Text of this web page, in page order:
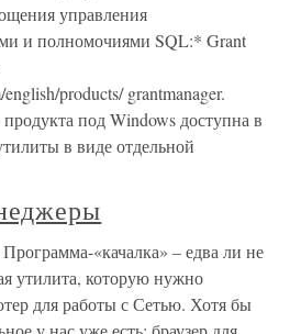
управления
и полномочиями SQL:* Grant
products/ grantmanager.
под Windows доступна в
в виде отдельной
«качалка» – едва ли не
утилита, которую нужно
для работы с Сетью. Хотя бы